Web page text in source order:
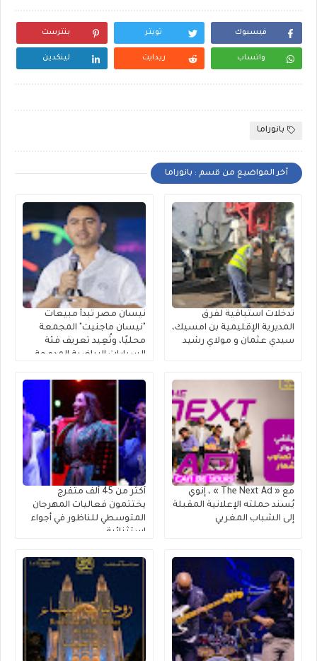
فيسبوك تويتر بنترست
واتساب ريدايت لينكدين
بانوراما
أخر المواضيع من قسم : بانوراما
تدخلات استباقية لفرق
المديرية الإقليمية بن امسيك،
سيدي عثمان و مولاي رشيد
نيسان مصر تبدأ مبيعات
"نيسان ماجنيت" المجمعة
محليًا، وتُعِيد تعريف فئة
السيارات الرياضية المدمجة
مع « The Next Ad » ، إنوي
يُسند حملته الإعلانية المقبلة
إلى الشباب المغربي
أكثر من 45 ألف متفرج
يختتمون فعاليات المهرجان
المتوسطي للناظور في أجواء
استثنائية